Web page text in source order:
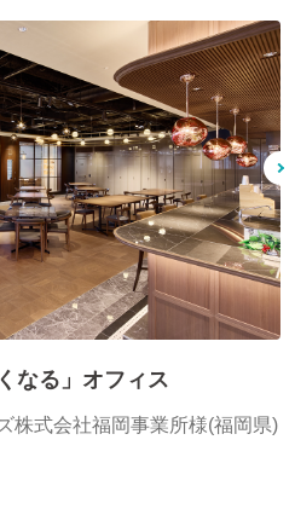
なる」オフィス
株式会社福岡事業所様(福岡県)